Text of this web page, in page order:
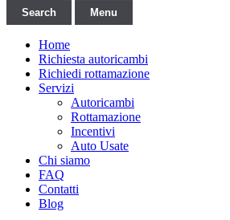
Search Menu
Home
Richiesta autoricambi
Richiedi rottamazione
Servizi
Autoricambi
Rottamazione
Incentivi
Auto Usate
Chi siamo
FAQ
Contatti
Blog